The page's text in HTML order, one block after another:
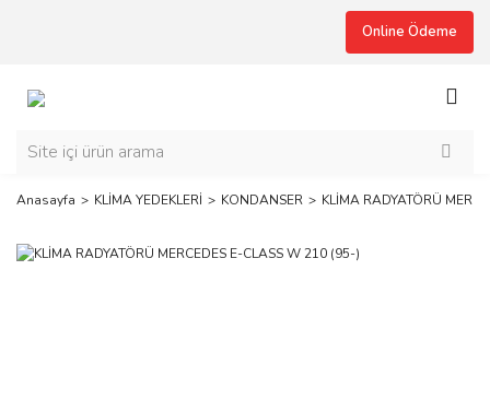
Online Ödeme
Anasayfa KLİMA YEDEKLERİ KONDANSER KLİMA RADYATÖRÜ